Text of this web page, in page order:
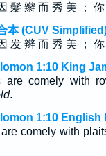
髮 辮 而 秀 美 ；
本 (CUV
发 辫 而 秀 美 ；
1:10 King
are comely with
.
1:10 English
comely with